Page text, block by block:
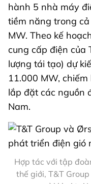
hành 5 nhà máy
tiềm năng trong
MW. Theo kế
cung cấp điện của
lượng tái tạo) dự
11.000 MW,
lắp đặt các nguồn
Nam.
Hợp tác với tập
thế giới, T&T